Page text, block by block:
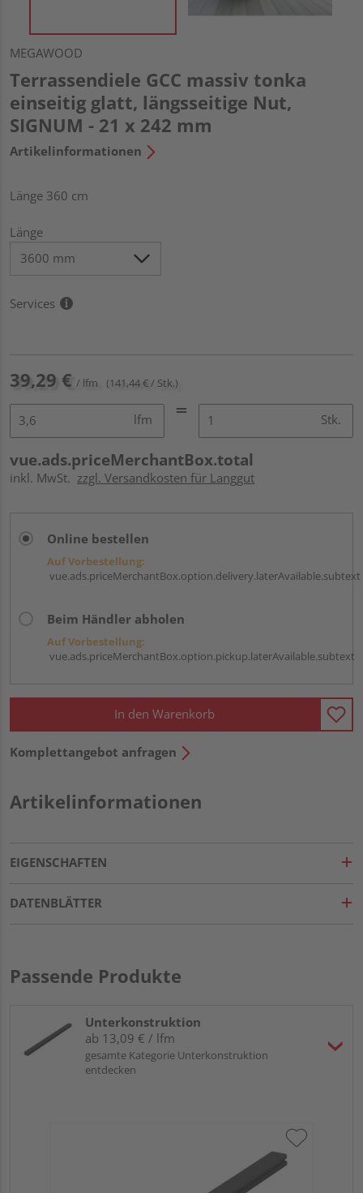
MEGAWOOD
Terrassendiele GCC massiv tonka
einseitig glatt, längsseitige Nut,
SIGNUM - 21 x 242 mm
Artikelinformationen
Länge 360 cm
Länge
Services
39,29 € / lfm (141,44 € / Stk.)
lfm Stk.
vue.ads.priceMerchantBox.total
inkl. MwSt. zzgl. Versandkosten für Langgut
Online bestellen
Auf Vorbestellung:
vue.ads.priceMerchantBox.option.delivery.laterAvailable.subtext
Beim Händler abholen
Auf Vorbestellung:
vue.ads.priceMerchantBox.option.pickup.laterAvailable.subtext
In den Warenkorb
Komplettangebot anfragen
Artikelinformationen
EIGENSCHAFTEN
DATENBLÄTTER
Passende Produkte
Unterkonstruktion
ab 13,09 € / lfm
gesamte Kategorie Unterkonstruktion
entdecken